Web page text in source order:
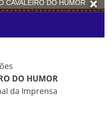
CAVALEIRO DO HUMOR
DO HUMOR
da Imprensa